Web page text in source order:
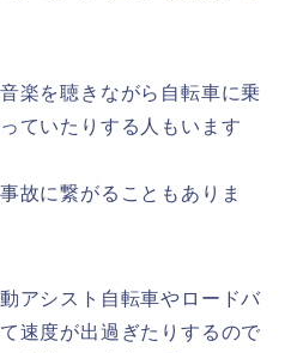
楽を聴きながら自転車に乗
ていたりする人もいます
故に繋がることもありま
アシスト自転車やロードバ
速度が出過ぎたりするので